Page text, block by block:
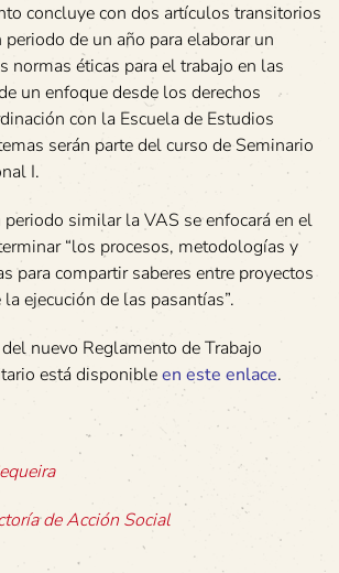
concluye con dos artículos transitorios
de un año para elaborar un
normas éticas para el trabajo en las
un enfoque desde los derechos
con la Escuela de Estudios
serán parte del curso de Seminario
I.
similar la VAS se enfocará en el
“los procesos, metodologías y
para compartir saberes entre proyectos
ejecución de las pasantías”.
nuevo Reglamento de Trabajo
está disponibleen este enlace.
de Acción Social